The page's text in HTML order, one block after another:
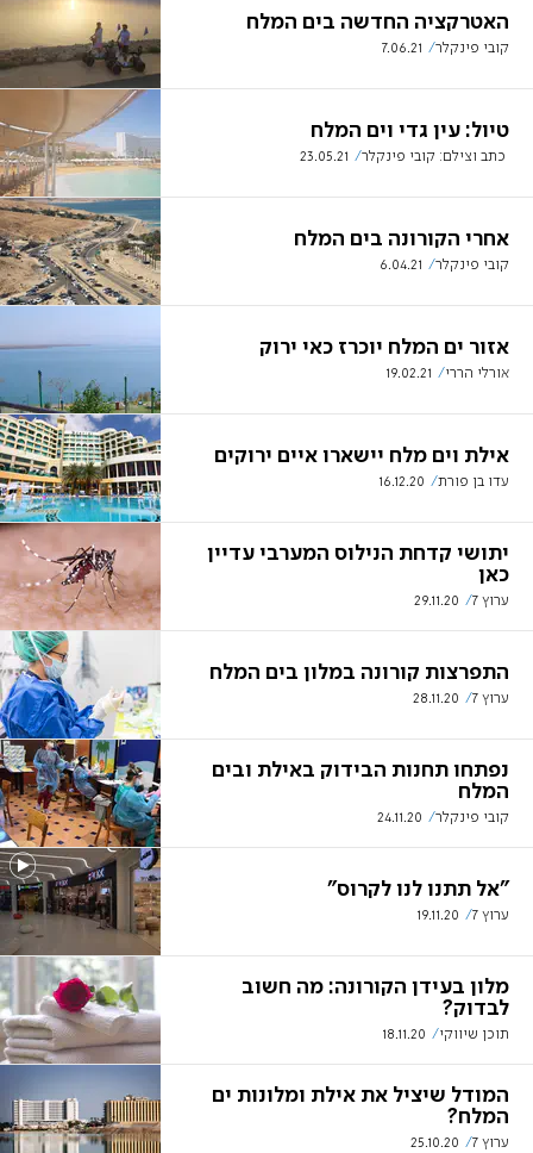
האטרקציה החדשה בים המלח
קובי פינקלר 7.06.21
טיול: עין גדי וים המלח
כתב וצילם: קובי פינקלר 23.05.21
אחרי הקורונה בים המלח
קובי פינקלר 6.04.21
אזור ים המלח יוכרז כאי ירוק
אורלי הררי 19.02.21
אילת וים מלח יישארו איים ירוקים
עדו בן פורת 16.12.20
יתושי קדחת הנילוס המערבי עדיין
כאן
ערוץ 7 29.11.20
התפרצות קורונה במלון בים המלח
ערוץ 7 28.11.20
נפתחו תחנות הבידוק באילת ובים
המלח
קובי פינקלר 24.11.20
"אל תתנו לנו לקרוס"
ערוץ 7 19.11.20
מלון בעידן הקורונה: מה חשוב
לבדוק?
תוכן שיווקי 18.11.20
המודל שיציל את אילת ומלונות ים
המלח?
ערוץ 7 25.10.20